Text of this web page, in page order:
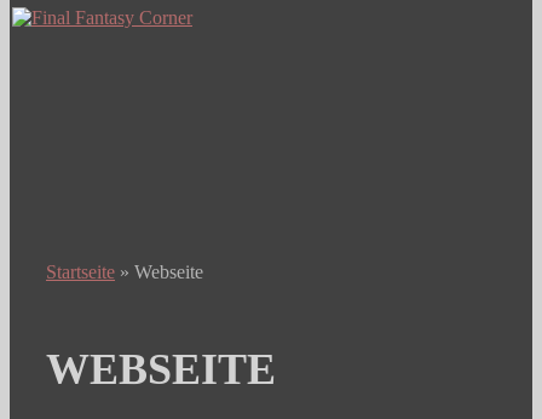
Startseite » Webseite
WEBSEITE